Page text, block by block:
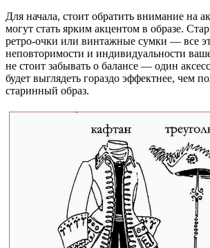
Для начала, стоит обратить внимание на
могут стать ярким акцентом в образе.
ретро-очки или винтажные сумки — все
неповторимости и индивидуальности
не стоит забывать о балансе — один
будет выглядеть гораздо эффектнее, чем
старинный образ.